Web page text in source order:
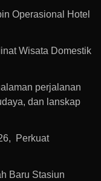
Operasional Hotel
Wisata Domestik
perjalanan
dan lanskap
Perkuat
Baru Stasiun